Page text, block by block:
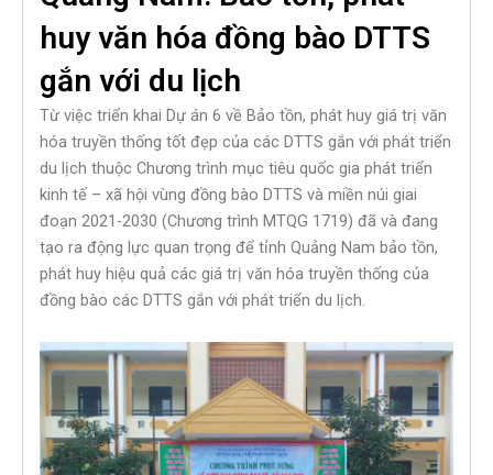
huy văn hóa đồng bào DTTS
gắn với du lịch
Từ việc triển khai Dự án 6 về Bảo tồn, phát huy giá trị văn
hóa truyền thống tốt đẹp của các DTTS gắn với phát triển
du lịch thuộc Chương trình mục tiêu quốc gia phát triển
kinh tế – xã hội vùng đồng bào DTTS và miền núi giai
đoạn 2021-2030 (Chương trình MTQG 1719) đã và đang
tạo ra động lực quan trọng để tỉnh Quảng Nam bảo tồn,
phát huy hiệu quả các giá trị văn hóa truyền thống của
đồng bào các DTTS gắn với phát triển du lịch.